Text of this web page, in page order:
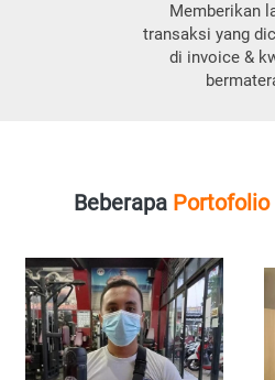
Memberikan
transaksi yang
di invoice &
Beberapa Portofolio